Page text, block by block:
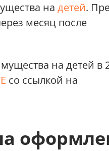
на детей.
месяц после
на детей в
со ссылкой на